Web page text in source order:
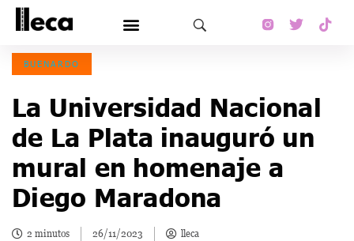
BUENARDO
La Universidad Nacional
de La Plata inauguró un
mural en homenaje a
Diego Maradona
2 minutos 26/11/2023 lleca